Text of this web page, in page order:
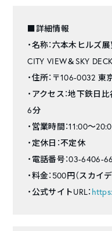
■詳細情報
・名称：六本木ヒルズ
CITY VIEW＆SKY DECK
・住所：〒106-0032
・アクセス：地下鉄日
6分
・営業時間：11:00〜
・定休日：不定休
・電話番号：03-6406-
・料金：500円（スカイ
・公式サイトURL：